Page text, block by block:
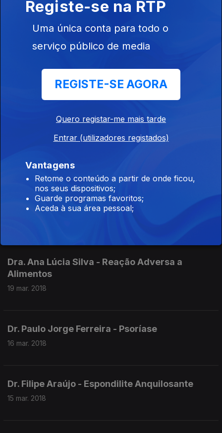
Dra. Ana Arrobas - Asma (Coimbra)
Prof.Dr. José Delgado Alves - Lúpus
21 mar. 2018
Dr. Luís Graça - Tolerância Imunitária
Dra. Ana Lúcia Silva - Reação Adversa a
Alimentos
19 mar. 2018
Dr. Paulo Jorge Ferreira - Psoríase
16 mar. 2018
Dr. Filipe Araújo - Espondilite Anquilosante
15 mar. 2018
Registe-se na RTP
Uma única conta para todo o
serviço público de media
REGISTE-SE AGORA
Quero registar-me mais tarde
Entrar (utilizadores registados)
Vantagens
Retome o conteúdo a partir de onde ficou,
nos seus dispositivos;
Guarde programas favoritos;
Aceda à sua área pessoal;